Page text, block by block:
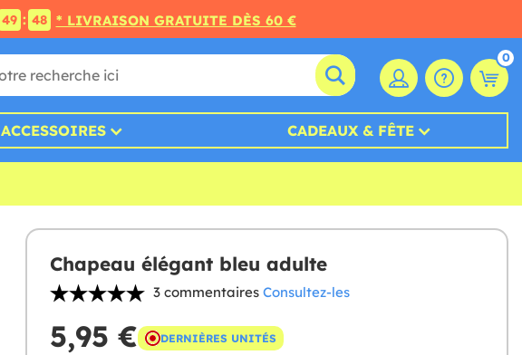
49 : 47 * LIVRAISON GRATUITE DÈS 60 €
0
ACCESSOIRES CADEAUX & FÊTE
Chapeau élégant bleu adulte
3 commentaires Consultez-les
5,95 € DERNIÈRES UNITÉS